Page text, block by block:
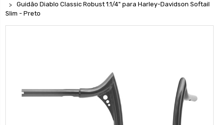
Guidão Diablo Classic Robust 1.1/4" para Harley-Davidson Softail
Slim - Preto